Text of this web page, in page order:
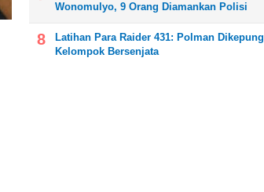
Wonomulyo, 9 Orang Diamankan Polisi
Latihan Para Raider 431: Polman Dikepung
Kelompok Bersenjata